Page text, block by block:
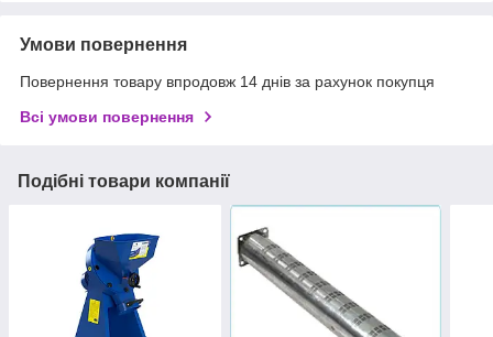
Умови повернення
Повернення товару впродовж 14 днів за рахунок покупця
Всі умови повернення
Подібні товари компанії